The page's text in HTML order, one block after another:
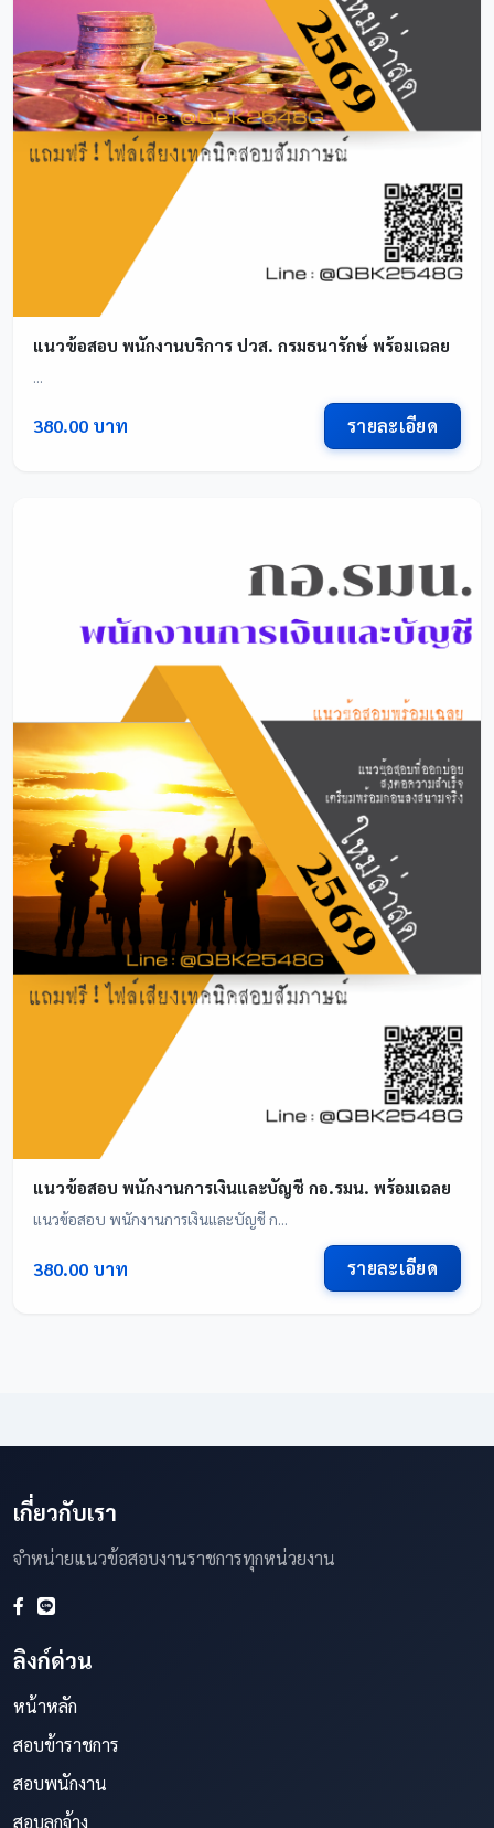
แนวข้อสอบ พนักงานบริการ ปวส. กรมธนารักษ์ พร้อมเฉลย
...
380.00 บาท รายละเอียด
แนวข้อสอบ พนักงานการเงินและบัญชี กอ.รมน. พร้อมเฉลย
แนวข้อสอบ พนักงานการเงินและบัญชี ก...
380.00 บาท รายละเอียด
เกี่ยวกับเรา
จำหน่ายแนวข้อสอบงานราชการทุกหน่วยงาน
ลิงก์ด่วน
หน้าหลัก
สอบข้าราชการ
สอบพนักงาน
สอบลูกจ้าง